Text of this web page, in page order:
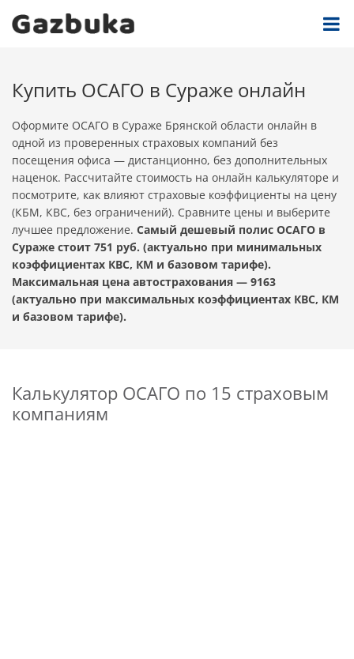
Купить ОСАГО в Сураже онлайн
Оформите ОСАГО в Сураже Брянской области онлайн в
одной из проверенных страховых компаний без
посещения офиса — дистанционно, без дополнительных
наценок. Рассчитайте стоимость на онлайн калькуляторе и
посмотрите, как влияют страховые коэффициенты на цену
(КБМ, КВС, без ограничений). Сравните цены и выберите
лучшее предложение. Самый дешевый полис ОСАГО в
Сураже стоит 751 руб. (актуально при минимальных
коэффициентах КВС, КМ и базовом тарифе).
Максимальная цена автострахования — 9163
(актуально при максимальных коэффициентах КВС, КМ
и базовом тарифе).
Калькулятор ОСАГО по 15 страховым
компаниям